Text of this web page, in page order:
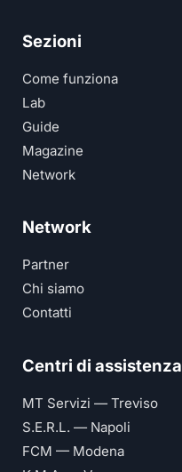
Sezioni
Come funziona
Lab
Guide
Magazine
Network
Network
Partner
Chi siamo
Contatti
Centri di assistenza
MT Servizi — Treviso
S.E.R.L. — Napoli
FCM — Modena